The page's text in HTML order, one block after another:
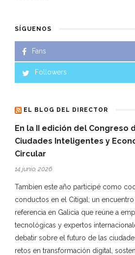
SÍGUENOS
Fans
Followers
EL BLOG DEL DIRECTOR
En la II edición del Congreso
Ciudades Inteligentes y
Circular
14 junio, 2026
Tambien este año participé como
conductos en el Citigal; un
referencia en Galicia que reúne a
tecnológicas y expertos
debatir sobre el futuro de las
retos en transformación digital,